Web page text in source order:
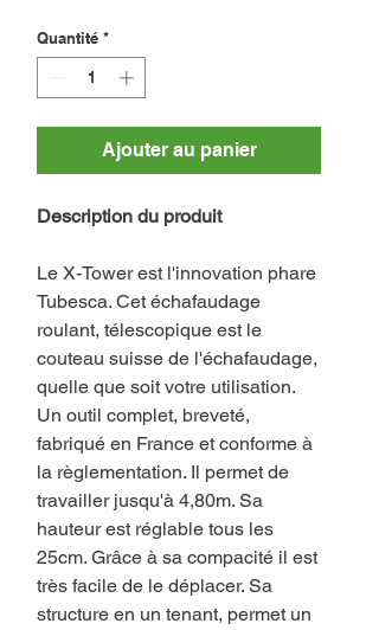
Quantité *
Ajouter au panier
Description du produit
Le X-Tower est l'innovation phare
Tubesca. Cet échafaudage
roulant, télescopique est le
couteau suisse de l'échafaudage,
quelle que soit votre utilisation.
Un outil complet, breveté,
fabriqué en France et conforme à
la règlementation. Il permet de
travailler jusqu'à 4,80m. Sa
hauteur est réglable tous les
25cm. Grâce à sa compacité il est
très facile de le déplacer. Sa
structure en un tenant, permet un